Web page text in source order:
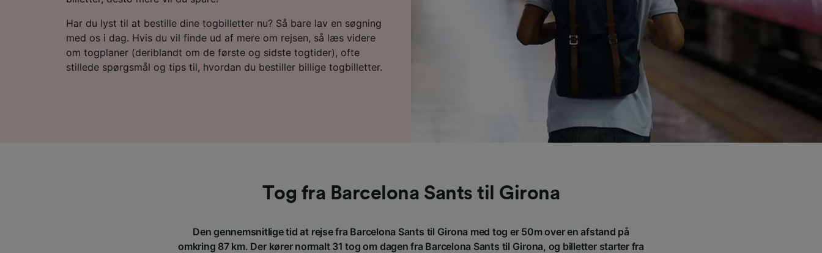
Har du lyst til at bestille dine togbilletter nu? Så bare lav en søgning
med os i dag. Hvis du vil finde ud af mere om rejsen, så læs videre
om togplaner (deriblandt om de første og sidste togtider), ofte
stillede spørgsmål og tips til, hvordan du bestiller billige togbilletter.
Tog fra Barcelona Sants til Girona
Den gennemsnitlige tid at rejse fra Barcelona Sants til Girona med tog er 50m over en afstand på
omkring 87 km. Der kører normalt 31 tog om dagen fra Barcelona Sants til Girona, og billetter starter fra